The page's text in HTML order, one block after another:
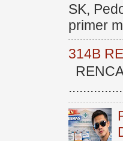
SK,
primer
314B